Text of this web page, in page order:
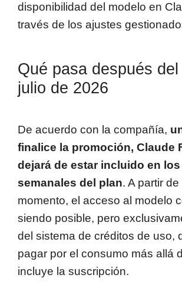
disponibilidad del modelo en
través de los ajustes
Qué pasa después
julio de 2026
De acuerdo con la compañía,
finalice la promoción, Claude
dejará de estar incluido en
semanales del plan. A partir
momento, el acceso al modelo
siendo posible, pero
del sistema de créditos de uso,
pagar por el consumo más allá
incluye la suscripción.